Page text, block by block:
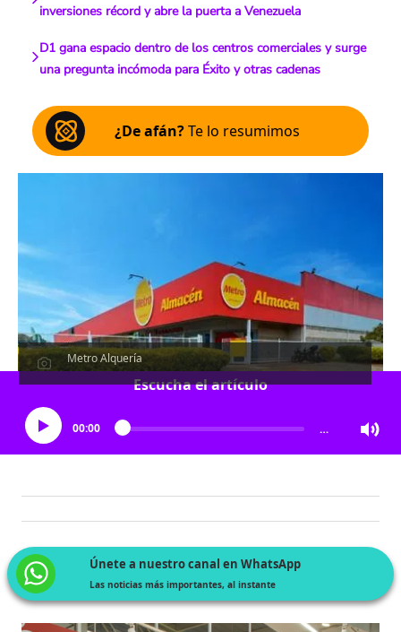
inversiones récord y abre la puerta a Venezuela
D1 gana espacio dentro de los centros comerciales y surge
una pregunta incómoda para Éxito y otras cadenas
¿De afán?Te lo resumimos
Metro Alquería
Escucha el artículo
00:00 …
Únete a nuestro canal en WhatsApp
Las noticias más importantes, al instante